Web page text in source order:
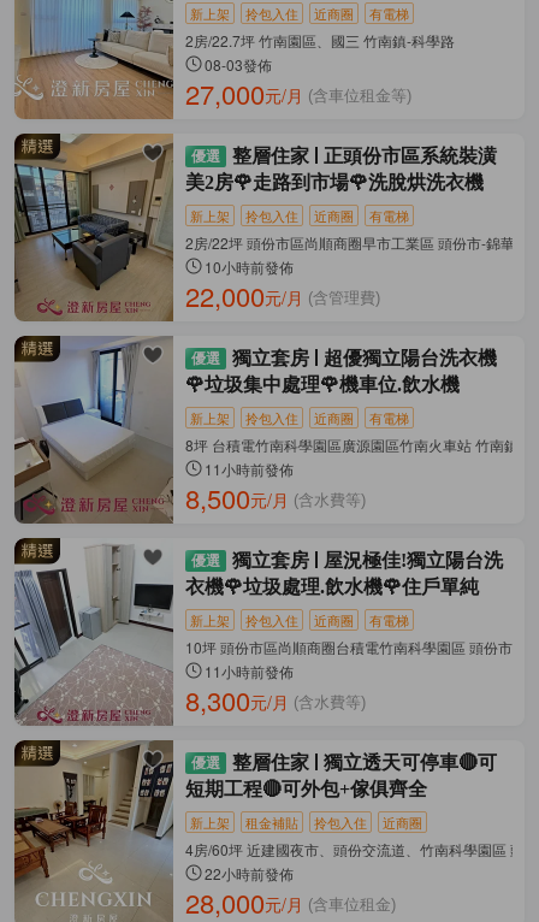
新上架 拎包入住 近商圈 有電梯
2房/22.7坪 竹南園區、國三 竹南鎮-科學路
08-03發佈
27,000元/月 (含車位租金等)
整層住家
正頭份市區系統裝潢
美2房🌹走路到市場🌹洗脫烘洗衣機
新上架 拎包入住 近商圈 有電梯
2房/22坪 頭份市區尚順商圈早市工業區 頭份市-錦華街
10小時前發佈
22,000元/月 (含管理費)
獨立套房
超優獨立陽台洗衣機
🌹垃圾集中處理🌹機車位.飲水機
新上架 拎包入住 近商圈 有電梯
8坪 台積電竹南科學園區廣源園區竹南火車站 竹南鎮-
11小時前發佈
8,500元/月 (含水費等)
獨立套房
屋況極佳!獨立陽台洗
衣機🌹垃圾處理.飲水機🌹住戶單純
新上架 拎包入住 近商圈 有電梯
10坪 頭份市區尚順商圈台積電竹南科學園區 頭份市-信
11小時前發佈
8,300元/月 (含水費等)
整層住家
獨立透天可停車🔴可
短期工程🔴可外包+傢俱齊全
新上架 租金補貼 拎包入住 近商圈
4房/60坪 近建國夜市、頭份交流道、竹南科學園區 頭
22小時前發佈
28,000元/月 (含車位租金)